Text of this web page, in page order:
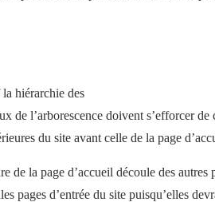
hiérarchie des
de l’arborescence doivent s’efforcer de
du site avant celle de la page
de la page d’accueil découle des autres
pages d’entrée du site puisqu’elles